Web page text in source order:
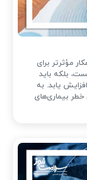
مؤثرتر برای
بلکه باید
یابد. به
بیماری‌های